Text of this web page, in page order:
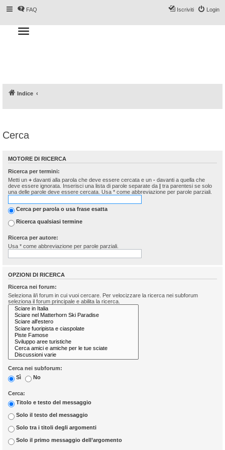
FAQ Login
Iscriviti
T
o
g
a
t
Indice
Cerca
MOTORE DI RICERCA
Ricerca per termini:
Metti un + davanti alla parola che deve essere cercata e un - davanti a quella che
deve essere ignorata. Inserisci una lista di parole separate da | tra parentesi se solo
una delle parole deve essere cercata. Usa * come abbreviazione per parole parziali.
Cerca per parola o usa frase esatta
Ricerca qualsiasi termine
Ricerca per autore:
Usa * come abbreviazione per parole parziali.
OPZIONI DI RICERCA
Ricerca nei forum:
Seleziona il/i forum in cui vuoi cercare. Per velocizzare la ricerca nei subforum
seleziona il forum principale e abilita la ricerca.
Cerca nei subforum:
Sì
No
Cerca:
Titolo e testo del messaggio
Solo il testo del messaggio
Solo tra i titoli degli argomenti
Solo il primo messaggio dell’argomento